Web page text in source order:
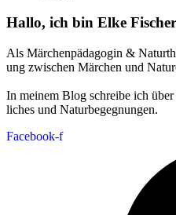
Hallo, ich bin Elke
Als Märchen­pädagogin &
ung zwischen Märchen und
In meinem Blog schreibe ich
liches und Natur­begeg­nungen.
Facebook-f